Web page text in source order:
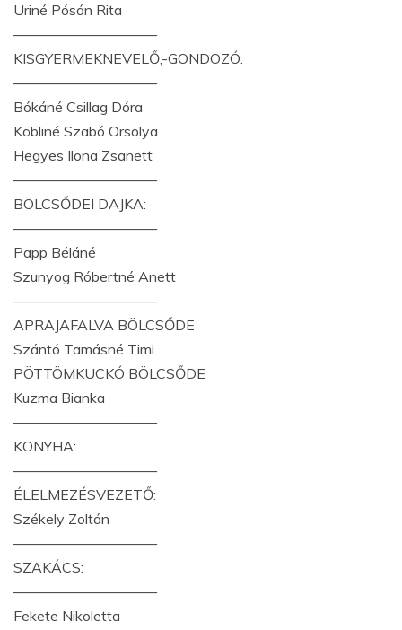
Uriné Pósán Rita
——————————
KISGYERMEKNEVELŐ,-GONDOZÓ:
——————————
Bókáné Csillag Dóra
Köbliné Szabó Orsolya
Hegyes Ilona Zsanett
——————————
BÖLCSŐDEI DAJKA:
——————————
Papp Béláné
Szunyog Róbertné Anett
——————————
APRAJAFALVA BÖLCSŐDE
Szántó Tamásné Timi
PÖTTÖMKUCKÓ BÖLCSŐDE
Kuzma Bianka
——————————
KONYHA:
——————————
ÉLELMEZÉSVEZETŐ:
Székely Zoltán
——————————
SZAKÁCS:
——————————
Fekete Nikoletta